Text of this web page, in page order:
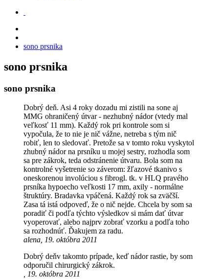
sono prsnika
sono prsnika
sono prsnika
Dobrý deň. Asi 4 roky dozadu mi zistili na sone aj
MMG ohraničený útvar - nezhubný nádor (vtedy mal
veľkosť 11 mm). Každý rok pri kontrole som si
vypočula, že to nie je nič vážne, netreba s tým nič
robiť, len to sledovať. Pretože sa v tomto roku vyskytol
zhubný nádor na prsníku u mojej sestry, rozhodla som
sa pre zákrok, teda odstránenie útvaru. Bola som na
kontrolné vyšetrenie so záverom: žľazové tkanivo s
oneskorenou involúciou s fibrogl. tk. v HLQ pravého
prsníka hypoecho veľkosti 17 mm, axily - normálne
štruktúry. Bradavka vpáčená. Každý rok sa zväčší.
Zasa tá istá odpoveď, že o nič nejde. Chcela by som sa
poradiť či podľa týchto výsledkov si mám dať útvar
vyoperovať, alebo najprv zobrať vzorku a podľa toho
sa rozhodnúť. Ďakujem za radu.
alena, 19. októbra 2011
Dobrý deňv takomto prípade, keď nádor rastie, by som
odporučil chirurgický zákrok.
, 19. októbra 2011